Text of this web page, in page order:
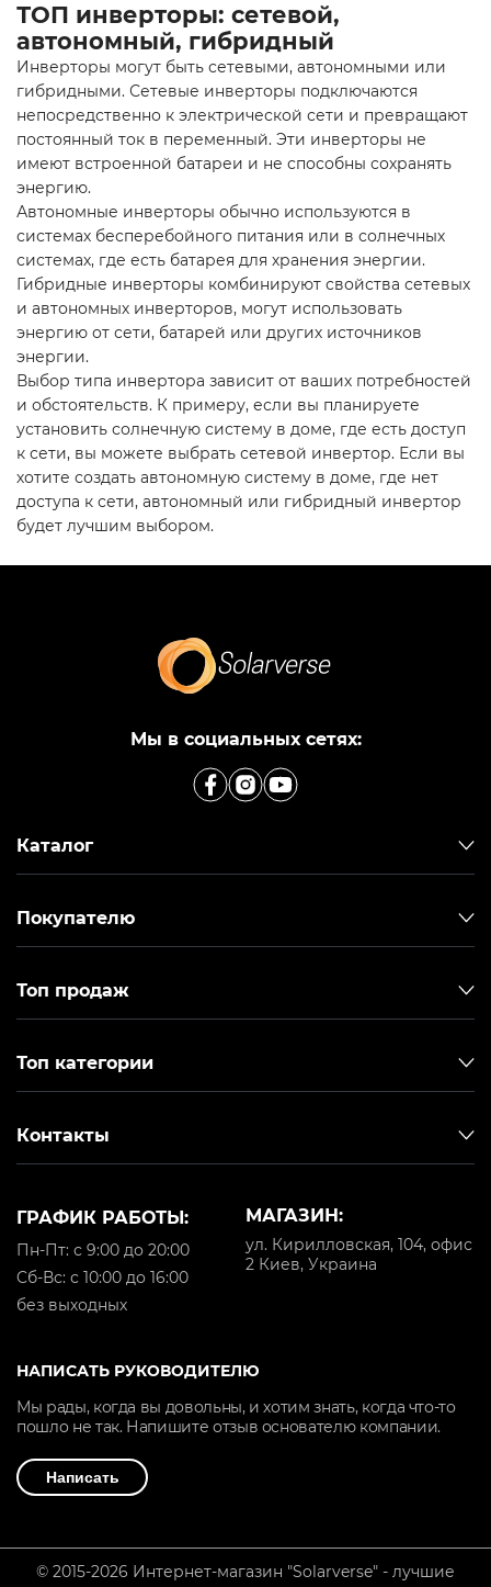
ТОП инверторы: cетевой,
автономный, гибридный
Инверторы могут быть сетевыми, автономными или
гибридными. Сетевые инверторы подключаются
непосредственно к электрической сети и превращают
постоянный ток в переменный. Эти инверторы не
имеют встроенной батареи и не способны сохранять
энергию.
Автономные инверторы обычно используются в
системах бесперебойного питания или в солнечных
системах, где есть батарея для хранения энергии.
Гибридные инверторы комбинируют свойства сетевых
и автономных инверторов, могут использовать
энергию от сети, батарей или других источников
энергии.
Выбор типа инвертора зависит от ваших потребностей
и обстоятельств. К примеру, если вы планируете
установить солнечную систему в доме, где есть доступ
к сети, вы можете выбрать сетевой инвертор. Если вы
хотите создать автономную систему в доме, где нет
доступа к сети, автономный или гибридный инвертор
будет лучшим выбором.
Мы в социальных сетях:
Каталог
Покупателю
Топ продаж
Топ категории
Контакты
МАГАЗИН:
ул. Кирилловская, 104, офис
2 Киев, Украина
ГРАФИК РАБОТЫ:
Пн-Пт: с 9:00 до 20:00
Cб-Вс: с 10:00 до 16:00
без выходных
НАПИСАТЬ РУКОВОДИТЕЛЮ
Мы рады, когда вы довольны, и хотим знать, когда что-то
пошло не так. Напишите отзыв основателю компании.
Написать
© 2015-2026 Интернет-магазин "Solarverse" - лучшие